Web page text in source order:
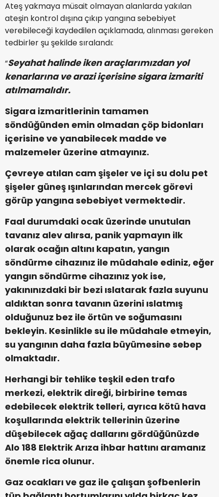
Ateş yakmaya müsait olmayan alanlarda yakılan
ateşin kontrol dışına çıkıp yangına sebebiyet
verebileceği kaydedilen açıklamada, alınması gereken
tedbirler şu şekilde sıralandı:
“Seyahat halinde iken araçlarımızdan yol
kenarlarına ve arazi içerisine sigara izmariti
atılmamalıdır.
Sigara izmaritlerinin tamamen
söndüğünden emin olmadan çöp bidonları
içerisine ve yanabilecek madde ve
malzemeler üzerine atmayınız.
Çevreye atılan cam şişeler ve içi su dolu pet
şişeler güneş ışınlarından mercek görevi
görüp yangına sebebiyet vermektedir.
Faal durumdaki ocak üzerinde unutulan
tavanız alev alırsa, panik yapmayın ilk
olarak ocağın altını kapatın, yangın
söndürme cihazınız ile müdahale ediniz, eğer
yangın söndürme cihazınız yok ise,
yakınınızdaki bir bezi ıslatarak fazla suyunu
aldıktan sonra tavanın üzerini ıslatmış
olduğunuz bez ile örtün ve soğumasını
bekleyin. Kesinlikle su ile müdahale etmeyin,
su yangının daha fazla büyümesine sebep
olmaktadır.
Herhangi bir tehlike teşkil eden trafo
merkezi, elektrik direği, birbirine temas
edebilecek elektrik telleri, ayrıca kötü hava
koşullarında elektrik tellerinin üzerine
düşebilecek ağaç dallarını gördüğünüzde
Alo 188 Elektrik Arıza ihbar hattını aramanız
önemle rica olunur.
Gaz ocakları ve gaz ile çalışan şofbenlerin